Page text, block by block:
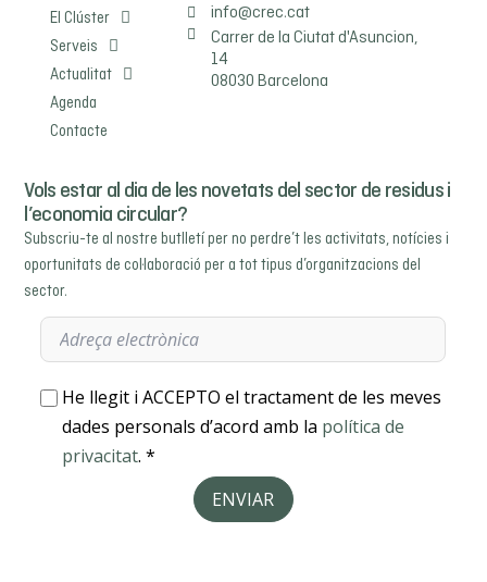
El Clúster
Serveis
Actualitat
Agenda
Contacte
info@crec.cat
Carrer de la Ciutat d'Asuncion,
14
08030 Barcelona
Vols estar al dia de les novetats del sector de residus i
l’economia circular?
Subscriu-te al nostre butlletí per no perdre’t les activitats, notícies i
oportunitats de col·laboració per a tot tipus d’organitzacions del
sector.